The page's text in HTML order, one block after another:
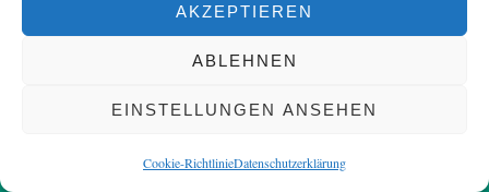
AKZEPTIEREN
ABLEHNEN
EINSTELLUNGEN ANSEHEN
Cookie-RichtlinieDatenschutzerklärung
Druckgrafik – Ferienprogramm August 2026